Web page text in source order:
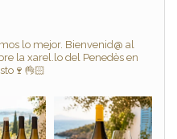
lo mejor. Bienvenid@ al
la xarel.lo del Penedès en